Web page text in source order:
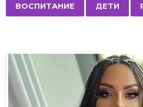
a
i
n
a
t
ВОСПИТАНИЕ ДЕТИ